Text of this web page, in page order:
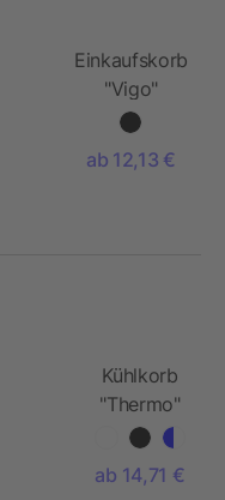
Einkaufskorb
"Vigo"
ab 12,13 €
Kühlkorb
"Thermo"
ab 14,71 €